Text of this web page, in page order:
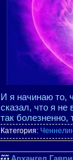
И я начинаю то,
сказал, что я не
так болезненно,
Категория: